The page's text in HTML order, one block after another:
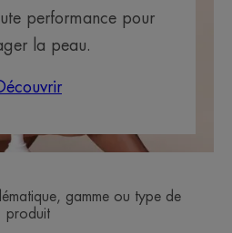
performance pour
la peau.
gamme ou type de
produit